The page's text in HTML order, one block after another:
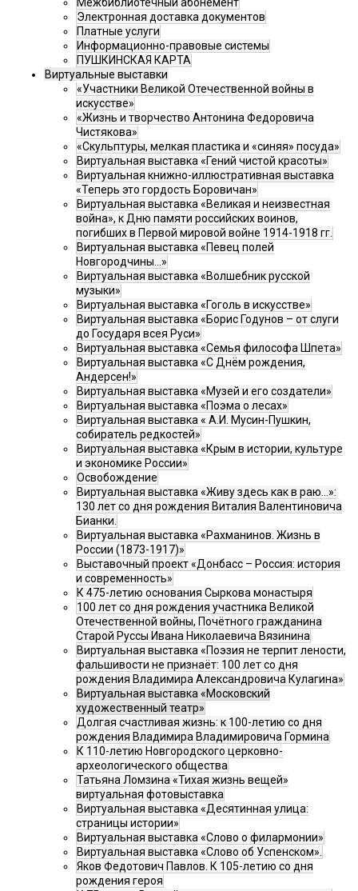
Межбиблиотечный абонемент
Электронная доставка документов
Платные услуги
Информационно-правовые системы
ПУШКИНСКАЯ КАРТА
Виртуальные выставки
«Участники Великой Отечественной войны в
искусстве»
«Жизнь и творчество Антонина Федоровича
Чистякова»
«Скульптуры, мелкая пластика и «синяя» посуда»
Виртуальная выставка «Гений чистой красоты»
Виртуальная книжно-иллюстративная выставка
«Теперь это гордость Боровичан»
Виртуальная выставка «Великая и неизвестная
война», к Дню памяти российских воинов,
погибших в Первой мировой войне 1914-1918 гг.
Виртуальная выставка «Певец полей
Новгородчины…»
Виртуальная выставка «Волшебник русской
музыки»
Виртуальная выставка «Гоголь в искусстве»
Виртуальная выставка «Борис Годунов – от слуги
до Государя всея Руси»
Виртуальная выставка «Семья философа Шпета»
Виртуальная выставка «С Днём рождения,
Андерсен!»
Виртуальная выставка «Музей и его создатели»
Виртуальная выставка «Поэма о лесах»
Виртуальная выставка « А.И. Мусин-Пушкин,
собиратель редкостей»
Виртуальная выставка «Крым в истории, культуре
и экономике России»
Освобождение
Виртуальная выставка «Живу здесь как в раю…»:
130 лет со дня рождения Виталия Валентиновича
Бианки.
Виртуальная выставка «Рахманинов. Жизнь в
России (1873-1917)»
Выставочный проект «Донбасс – Россия: история
и современность»
К 475-летию основания Сыркова монастыря
100 лет со дня рождения участника Великой
Отечественной войны, Почётного гражданина
Старой Руссы Ивана Николаевича Вязинина
Виртуальная выставка «Поэзия не терпит лености,
фальшивости не признаёт: 100 лет со дня
рождения Владимира Александровича Кулагина»
Виртуальная выставка «Московский
художественный театр»
Долгая счастливая жизнь: к 100-летию со дня
рождения Владимира Владимировича Гормина
К 110-летию Новгородского церковно-
археологического общества
Татьяна Ломзина «Тихая жизнь вещей»
виртуальная фотовыставка
Виртуальная выставка «Десятинная улица:
страницы истории»
Виртуальная выставка «Слово о филармонии»
Виртуальная выставка «Слово об Успенском».
Яков Федотович Павлов. К 105-летию со дня
рождения героя